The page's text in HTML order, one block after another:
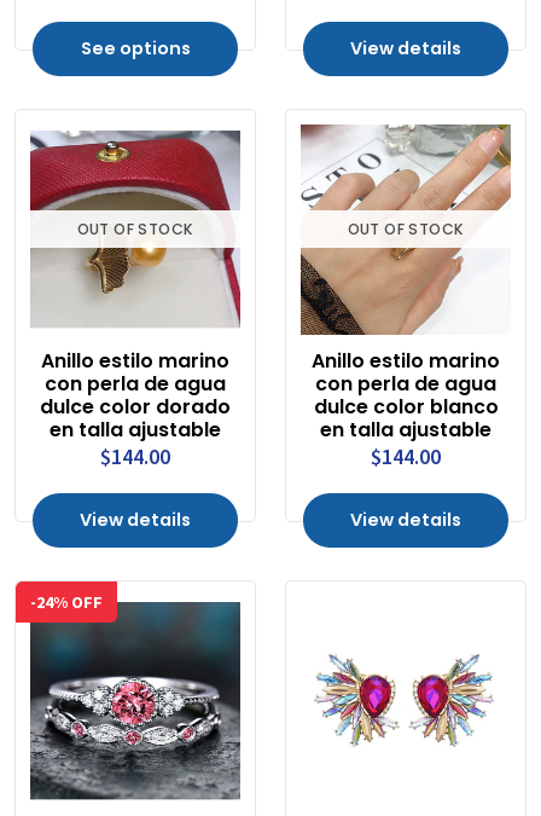
See options View details
OUT OF STOCK
Anillo estilo marino
con perla de agua
dulce color dorado
en talla ajustable
$144.00
View details
OUT OF STOCK
Anillo estilo marino
con perla de agua
dulce color blanco
en talla ajustable
$144.00
View details
-24% OFF